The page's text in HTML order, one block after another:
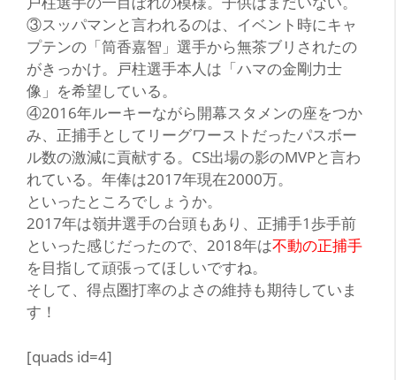
③スッパマンと言われるのは、イベント時にキャ
プテンの「筒香嘉智」選手から無茶ブリされたの
がきっかけ。戸柱選手本人は「ハマの金剛力士
像」を希望している。
④2016年ルーキーながら開幕スタメンの座をつか
み、正捕手としてリーグワーストだったパスボー
ル数の激減に貢献する。CS出場の影のMVPと言わ
れている。年俸は2017年現在2000万。
といったところでしょうか。
2017年は嶺井選手の台頭もあり、正捕手1歩手前
といった感じだったので、2018年は不動の正捕手
を目指して頑張ってほしいですね。
そして、得点圏打率のよさの維持も期待していま
す！
[quads id=4]